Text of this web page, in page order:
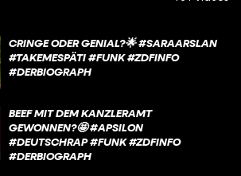
CRINGE ODER GENIAL?🌟 #SARAARSLAN
#TAKEMESPÄTI #FUNK #ZDFINFO
#DERBIOGRAPH
BEEF MIT DEM KANZLERAMT
GEWONNEN?🤩 #APSILON
#DEUTSCHRAP #FUNK #ZDFINFO
#DERBIOGRAPH